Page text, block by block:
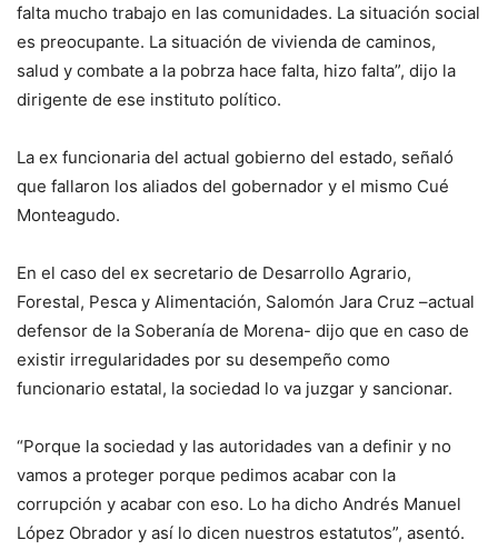
falta mucho trabajo en las comunidades. La situación social
es preocupante. La situación de vivienda de caminos,
salud y combate a la pobrza hace falta, hizo falta”, dijo la
dirigente de ese instituto político.
La ex funcionaria del actual gobierno del estado, señaló
que fallaron los aliados del gobernador y el mismo Cué
Monteagudo.
En el caso del ex secretario de Desarrollo Agrario,
Forestal, Pesca y Alimentación, Salomón Jara Cruz –actual
defensor de la Soberanía de Morena- dijo que en caso de
existir irregularidades por su desempeño como
funcionario estatal, la sociedad lo va juzgar y sancionar.
“Porque la sociedad y las autoridades van a definir y no
vamos a proteger porque pedimos acabar con la
corrupción y acabar con eso. Lo ha dicho Andrés Manuel
López Obrador y así lo dicen nuestros estatutos”, asentó.